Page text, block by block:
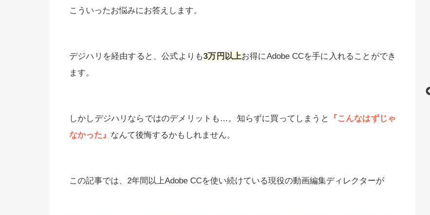
こういったお悩みにお答えします。
デジハリを経由すると、公式よりも3万円以上お得にAdobe CCを手に入れることができ
ます。
しかしデジハリならではのデメリットも…。知らずに買ってしまうと
『こんなはずじゃ
なかった』 なんて後悔するかもしれません。
この記事では、2年間以上Adobe CCを使い続けている現役の動画編集ディレクターが
覧とおすすめの入れ方を
（プロンプト）集一覧！
使い方・利用方法を徹底解説！【無